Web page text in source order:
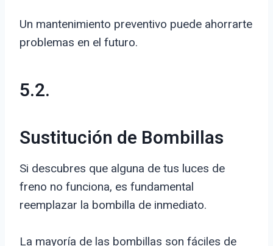
Un mantenimiento preventivo puede ahorrarte
problemas en el futuro.
5.2.
Sustitución de Bombillas
Si descubres que alguna de tus luces de
freno no funciona, es fundamental
reemplazar la bombilla de inmediato.
La mayoría de las bombillas son fáciles de